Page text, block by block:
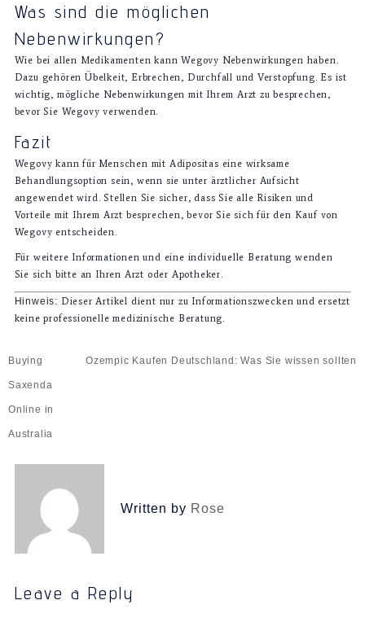
Was sind die möglichen
Nebenwirkungen?
Wie bei allen Medikamenten kann Wegovy Nebenwirkungen haben.
Dazu gehören Übelkeit, Erbrechen, Durchfall und Verstopfung. Es ist
wichtig, mögliche Nebenwirkungen mit Ihrem Arzt zu besprechen,
bevor Sie Wegovy verwenden.
Fazit
Wegovy kann für Menschen mit Adipositas eine wirksame
Behandlungsoption sein, wenn sie unter ärztlicher Aufsicht
angewendet wird. Stellen Sie sicher, dass Sie alle Risiken und
Vorteile mit Ihrem Arzt besprechen, bevor Sie sich für den Kauf von
Wegovy entscheiden.
Für weitere Informationen und eine individuelle Beratung wenden
Sie sich bitte an Ihren Arzt oder Apotheker.
Hinweis: Dieser Artikel dient nur zu Informationszwecken und ersetzt
keine professionelle medizinische Beratung.
Buying
Saxenda
Online in
Australia
Ozempic Kaufen Deutschland: Was Sie wissen sollten
Written by Rose
Leave a Reply